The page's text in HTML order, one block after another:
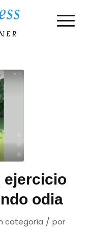
ejercicio
odia
categoría / por